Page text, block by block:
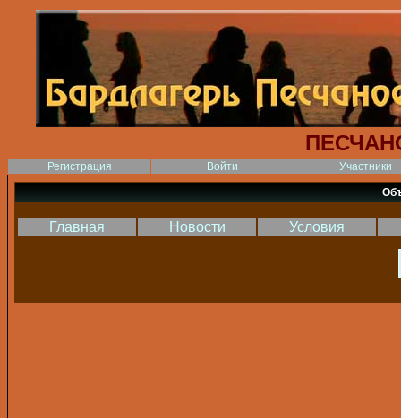
Регистрация Войти Участники
Главная Новости Условия